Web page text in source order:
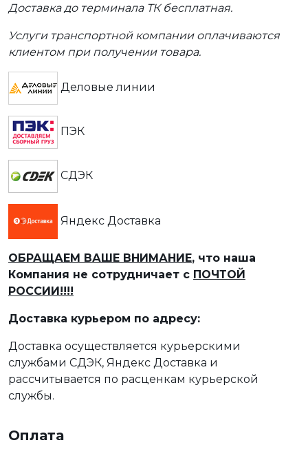
Доставка до терминала ТК бесплатная.
Услуги транспортной компании оплачиваются
клиентом при получении товара.
Деловые линии
ПЭК
СДЭК
Яндекс Доставка
ОБРАЩАЕМ ВАШЕ ВНИМАНИЕ, что наша
Компания не сотрудничает с ПОЧТОЙ
РОССИИ!!!!
Доставка курьером по адресу:
Доставка осуществляется курьерскими
службами СДЭК, Яндекс Доставка и
рассчитывается по расценкам курьерской
службы.
Оплата